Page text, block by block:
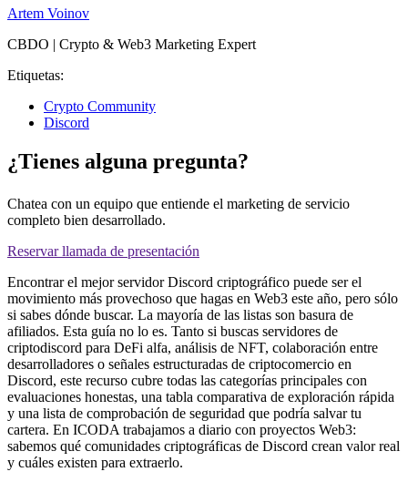
Artem Voinov
CBDO | Crypto & Web3 Marketing Expert
Etiquetas:
Crypto Community
Discord
¿Tienes alguna pregunta?
Chatea con un equipo que entiende el marketing de servicio
completo bien desarrollado.
Reservar llamada de presentación
Encontrar el mejor servidor Discord criptográfico puede ser el
movimiento más provechoso que hagas en Web3 este año, pero sólo
si sabes dónde buscar. La mayoría de las listas son basura de
afiliados. Esta guía no lo es. Tanto si buscas servidores de
criptodiscord para DeFi alfa, análisis de NFT, colaboración entre
desarrolladores o señales estructuradas de criptocomercio en
Discord, este recurso cubre todas las categorías principales con
evaluaciones honestas, una tabla comparativa de exploración rápida
y una lista de comprobación de seguridad que podría salvar tu
cartera. En ICODA trabajamos a diario con proyectos Web3:
sabemos qué comunidades criptográficas de Discord crean valor real
y cuáles existen para extraerlo.